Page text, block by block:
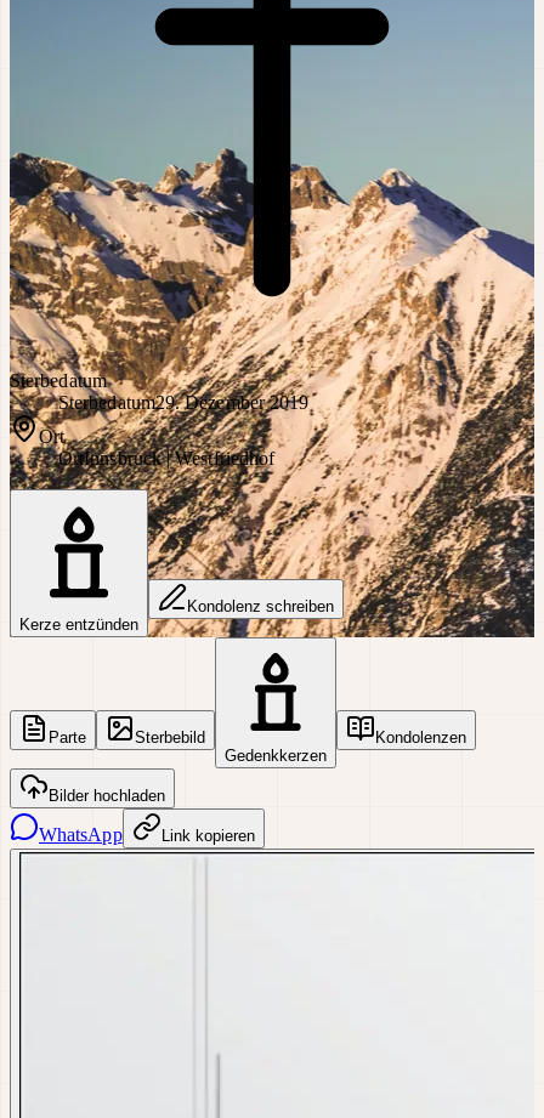
Sterbedatum
Sterbedatum29. Dezember 2019
Ort
OrtInnsbruck | Westfriedhof
Kerze entzünden
Kondolenz schreiben
Parte
Sterbebild
Gedenkkerzen
Kondolenzen
Bilder hochladen
WhatsApp Link kopieren